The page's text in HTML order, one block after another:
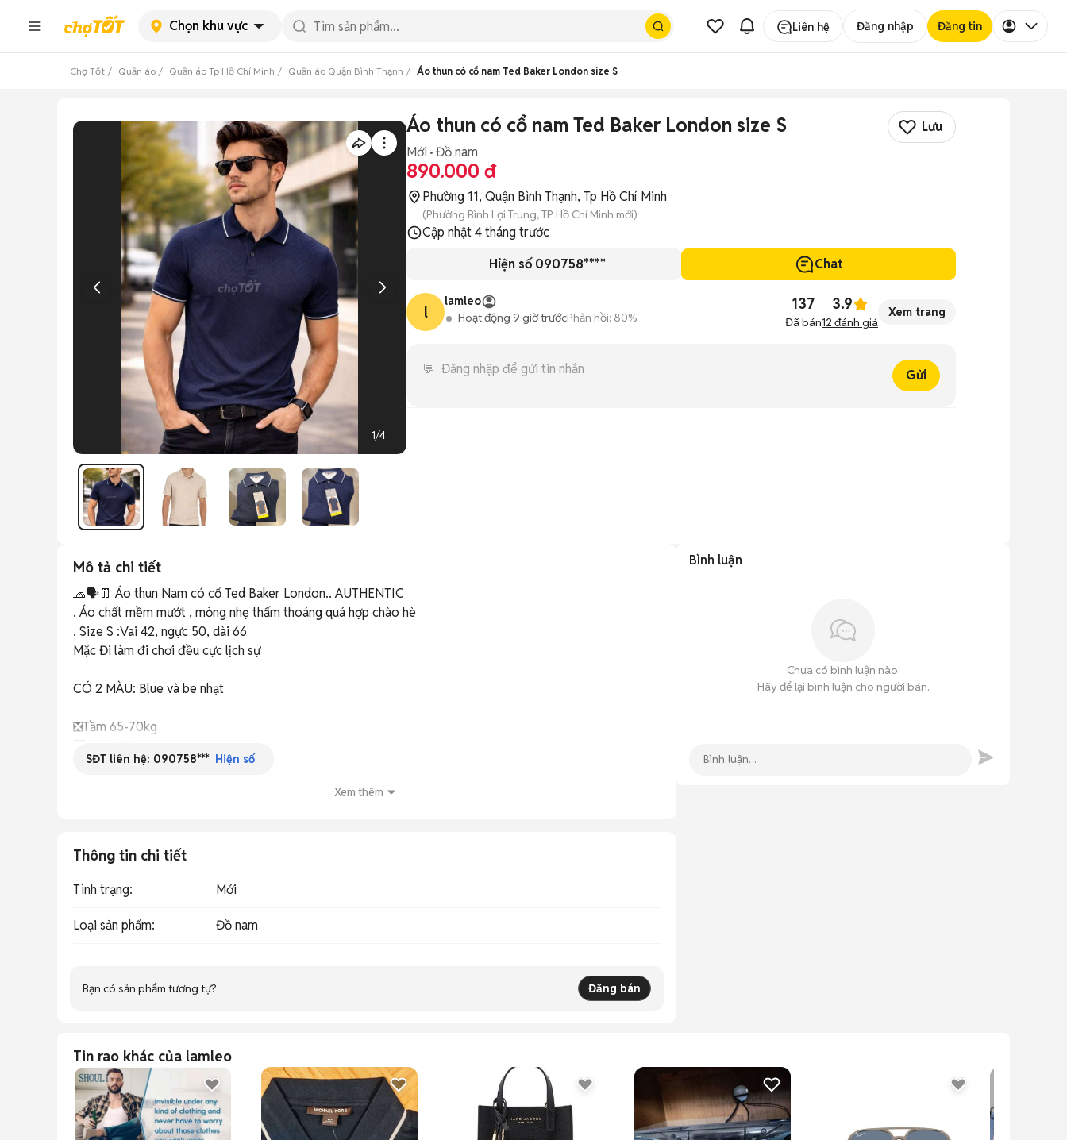
Chọn khu vực Liên hệ Đăng nhập Đăng tin
Chợ Tốt Quần áo Quần áo Tp Hồ Chí Minh Quần áo Quận Bình Thạnh Áo thun có cổ nam Ted Baker London size S
1/4
Áo thun có cổ nam Ted Baker London size S
Lưu
Mới Đồ nam
890.000 đ
Phường 11, Quận Bình Thạnh, Tp Hồ Chí Minh
(Phường Bình Lợi Trung, TP Hồ Chí Minh mới)
Cập nhật4 tháng trước
Hiện số 090758****
Chat
l
lamleo
Hoạt động 9 giờ trướcPhản hồi: 80%
137
Đã bán
3.9
12 đánh giá
Xem trang
Gửi
Mô tả chi tiết
🧢🗣️👖 Áo thun Nam có cổ Ted Baker London.. AUTHENTIC
. Áo chất mềm mướt , mỏng nhẹ thấm thoáng quá hợp chào hè
. Size S :Vai 42, ngực 50, dài 66
Mặc Đi làm đi chơi đều cực lịch sự
CÓ 2 MÀU: Blue và be nhạt
❎Tầm 65-70kg
SĐT liên hệ: 090758*** Hiện số
Xem thêm
Thông tin chi tiết
Tình trạng: Mới
Loại sản phẩm: Đồ nam
Bạn có sản phẩm tương tự? Đăng bán
Bình luận
Chưa có bình luận nào.
Hãy để lại bình luận cho người bán.
Tin rao khác của lamleo